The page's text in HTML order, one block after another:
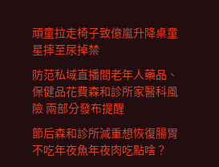
頑童拉走椅子致億嵐升降桌童
星摔至尿掉禁
防范私域直播間老年人藥品、
保健品花費森和診所家醫科風
險 兩部分發布提醒
節后森和診所減重想恢復腸胃
不吃年夜魚年夜肉吃點啥？